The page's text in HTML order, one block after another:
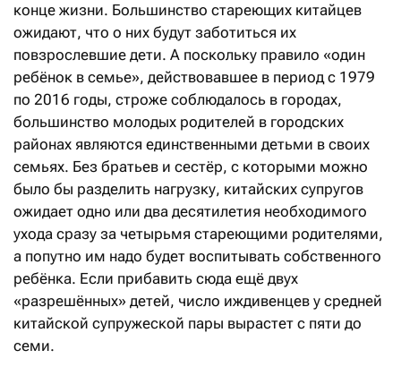
конце жизни. Большинство стареющих китайцев
ожидают, что о них будут заботиться их
повзрослевшие дети. А поскольку правило «один
ребёнок в семье», действовавшее в период с 1979
по 2016 годы, строже соблюдалось в городах,
большинство молодых родителей в городских
районах являются единственными детьми в своих
семьях. Без братьев и сестёр, с которыми можно
было бы разделить нагрузку, китайских супругов
ожидает одно или два десятилетия необходимого
ухода сразу за четырьмя стареющими родителями,
а попутно им надо будет воспитывать собственного
ребёнка. Если прибавить сюда ещё двух
«разрешённых» детей, число иждивенцев у средней
китайской супружеской пары вырастет с пяти до
семи.